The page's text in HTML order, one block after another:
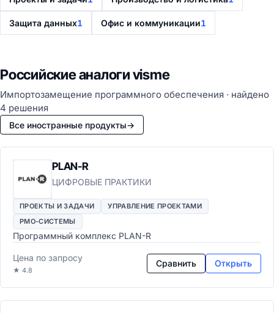
Защита данных1 Офис и коммуникации1
Российские аналоги visme
Импортозамещение программного обеспечения · найдено
4 решения
Все иностранные продукты→
PLAN-R
ЦИФРОВЫЕ ПРАКТИКИ
ПРОЕКТЫ И ЗАДАЧИ
УПРАВЛЕНИЕ ПРОЕКТАМИ
PMO-СИСТЕМЫ
Программный комплекс PLAN-R
Цена по запросу
★ 4.8
Сравнить Открыть